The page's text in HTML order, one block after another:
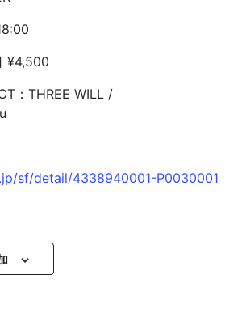
¥4,500
：THREE WILL /
sf/detail/4338940001-P0030001